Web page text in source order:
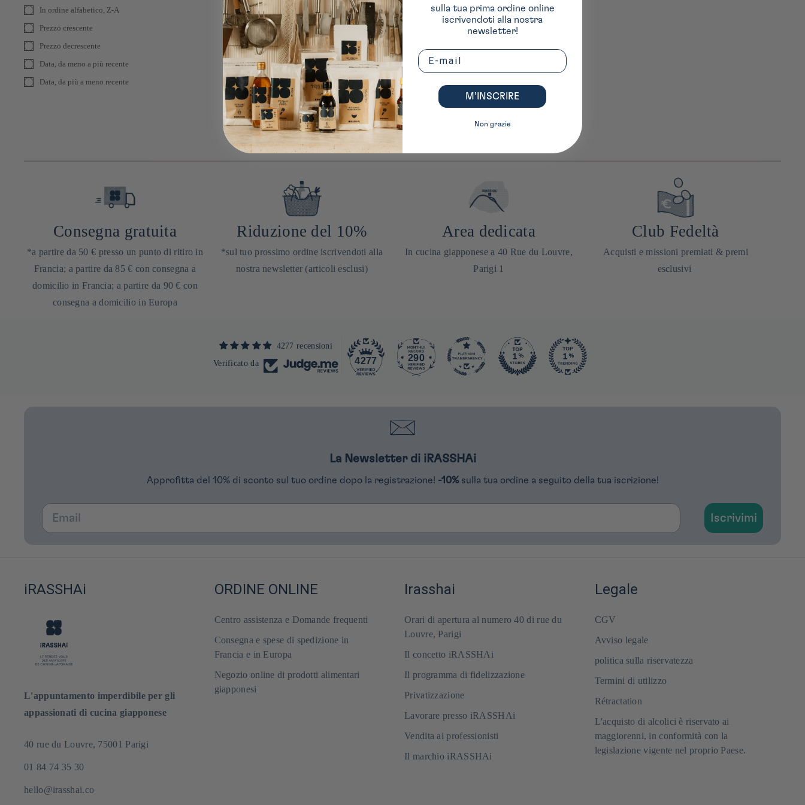
In ordine alfabetico, Z-A
Prezzo crescente
Prezzo decrescente
Data, da meno a più recente
Data, da più a meno recente
Consegna gratuita
*a partire da 50 € presso un punto di ritiro in
Francia; a partire da 85 € con consegna a
domicilio in Francia; a partire da 90 € con
consegna a domicilio in Europa
Riduzione del 10%
*sul tuo prossimo ordine iscrivendoti alla
nostra newsletter (articoli esclusi)
Area dedicata
In cucina giapponese a 40 Rue du Louvre,
Parigi 1
Club Fedeltà
Acquisti e missioni premiati & premi
esclusivi
4277 recensioni
Verificato da
4277 290
La Newsletter di iRASSHAi
Approfitta del 10% di sconto sul tuo ordine dopo la registrazione! -10% sulla tua ordine a seguito della tua iscrizione!
Email
Iscrivimi
iRASSHAi
L'appuntamento imperdibile per gli
appassionati di cucina giapponese
40 rue du Louvre, 75001 Parigi
01 84 74 35 30
hello@irasshai.co
ORDINE ONLINE
Centro assistenza e Domande frequenti
Consegna e spese di spedizione in
Francia e in Europa
Negozio online di prodotti alimentari
giapponesi
Irasshai
Orari di apertura al numero 40 di rue du
Louvre, Parigi
Il concetto iRASSHAi
Il programma di fidelizzazione
Privatizzazione
Lavorare presso iRASSHAi
Vendita ai professionisti
Il marchio iRASSHAi
Legale
CGV
Avviso legale
politica sulla riservatezza
Termini di utilizzo
Rétractation
L'acquisto di alcolici è riservato ai
maggiorenni, in conformità con la
legislazione vigente nel proprio Paese.
sulla tua prima ordine online
iscrivendoti alla nostra
newsletter!
Email
M’INSCRIRE
Non grazie